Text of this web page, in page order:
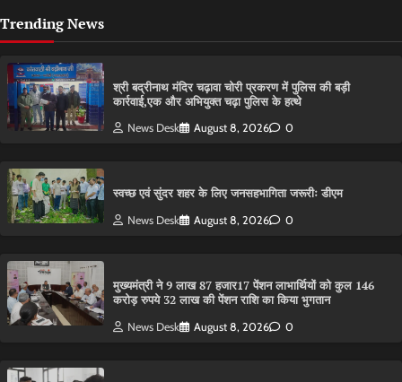
Trending News
श्री बद्रीनाथ मंदिर चढ़ावा चोरी प्रकरण में पुलिस की बड़ी
कार्रवाई,एक और अभियुक्त चढ़ा पुलिस के हत्थे
News Desk August 8, 2026 0
स्वच्छ एवं सुंदर शहर के लिए जनसहभागिता जरूरीः डीएम
News Desk August 8, 2026 0
मुख्यमंत्री ने 9 लाख 87 हजार17 पेंशन लाभार्थियों को कुल 146
करोड़ रुपये 32 लाख की पेंशन राशि का किया भुगतान
News Desk August 8, 2026 0